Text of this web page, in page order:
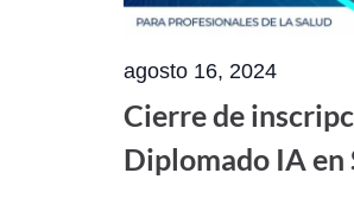
agosto 16, 2024
Cierre de
Diplomado IA en